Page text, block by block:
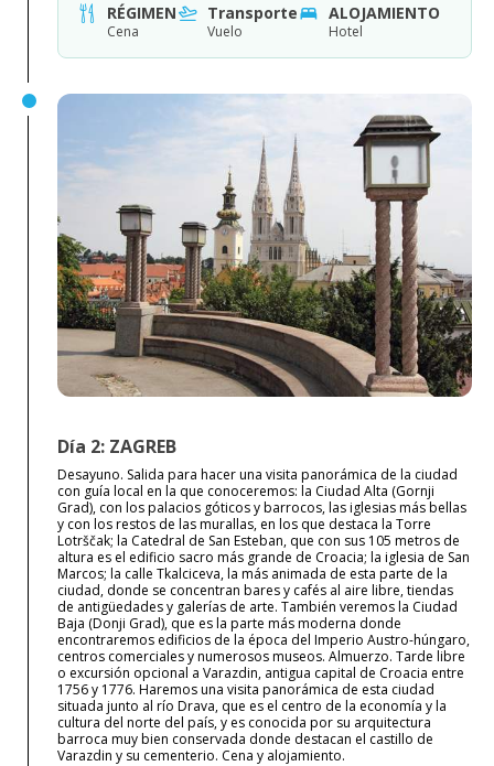
RÉGIMEN
Cena
Transporte
Vuelo
ALOJAMIENTO
Hotel
Día 2: ZAGREB
Desayuno. Salida para hacer una visita panorámica de la ciudad
con guía local en la que conoceremos: la Ciudad Alta (Gornji
Grad), con los palacios góticos y barrocos, las iglesias más bellas
y con los restos de las murallas, en los que destaca la Torre
Lotrščak; la Catedral de San Esteban, que con sus 105 metros de
altura es el edificio sacro más grande de Croacia; la iglesia de San
Marcos; la calle Tkalciceva, la más animada de esta parte de la
ciudad, donde se concentran bares y cafés al aire libre, tiendas
de antigüedades y galerías de arte. También veremos la Ciudad
Baja (Donji Grad), que es la parte más moderna donde
encontraremos edificios de la época del Imperio Austro-húngaro,
centros comerciales y numerosos museos. Almuerzo. Tarde libre
o excursión opcional a Varazdin, antigua capital de Croacia entre
1756 y 1776. Haremos una visita panorámica de esta ciudad
situada junto al río Drava, que es el centro de la economía y la
cultura del norte del país, y es conocida por su arquitectura
barroca muy bien conservada donde destacan el castillo de
Varazdin y su cementerio. Cena y alojamiento.